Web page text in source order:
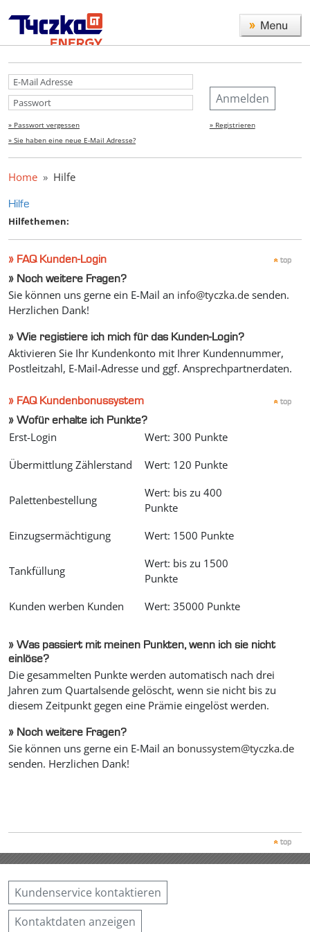
Anmelden
» Passwort vergessen
» Sie haben eine neue E-Mail Adresse?
» Registrieren
Home
Hilfe
Hilfe
Hilfethemen:
» FAQ Kunden-Login top
» Noch weitere Fragen?
Sie können uns gerne ein E-Mail an info@tyczka.de senden.
Herzlichen Dank!
» Wie registiere ich mich für das Kunden-Login?
Aktivieren Sie Ihr Kundenkonto mit Ihrer Kundennummer,
Postleitzahl, E-Mail-Adresse und ggf. Ansprechpartnerdaten.
» FAQ Kundenbonussystem top
» Wofür erhalte ich Punkte?
Erst-Login
Wert: 300 Punkte
Übermittlung Zählerstand
Wert: 120 Punkte
Palettenbestellung
Wert: bis zu 400
Punkte
Einzugsermächtigung
Wert: 1500 Punkte
Tankfüllung
Wert: bis zu 1500
Punkte
Kunden werben Kunden
Wert: 35000 Punkte
» Was passiert mit meinen Punkten, wenn ich sie nicht
einlöse?
Die gesammelten Punkte werden automatisch nach drei
Jahren zum Quartalsende gelöscht, wenn sie nicht bis zu
diesem Zeitpunkt gegen eine Prämie eingelöst werden.
» Noch weitere Fragen?
Sie können uns gerne ein E-Mail an bonussystem@tyczka.de
senden. Herzlichen Dank!
top
Kundenservice kontaktieren
Kontaktdaten anzeigen